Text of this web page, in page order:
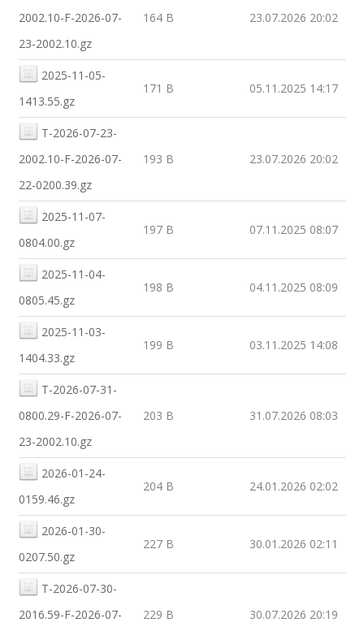
2002.10-F-2026-07-
23-2002.10.gz
164 B 23.07.2026 20:02
2025-11-05-
1413.55.gz
171 B 05.11.2025 14:17
T-2026-07-23-
2002.10-F-2026-07-
22-0200.39.gz
193 B 23.07.2026 20:02
2025-11-07-
0804.00.gz
197 B 07.11.2025 08:07
2025-11-04-
0805.45.gz
198 B 04.11.2025 08:09
2025-11-03-
1404.33.gz
199 B 03.11.2025 14:08
T-2026-07-31-
0800.29-F-2026-07-
23-2002.10.gz
203 B 31.07.2026 08:03
2026-01-24-
0159.46.gz
204 B 24.01.2026 02:02
2026-01-30-
0207.50.gz
227 B 30.01.2026 02:11
T-2026-07-30-
2016.59-F-2026-07-
229 B 30.07.2026 20:19